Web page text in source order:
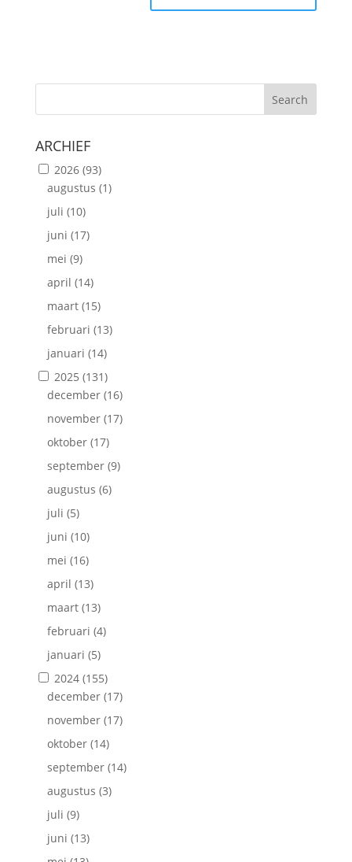
Search
ARCHIEF
2026(93)
augustus (1)
juli (10)
juni (17)
mei (9)
april (14)
maart(15)
februari (13)
januari (14)
2025 (131)
december(16)
november(17)
oktober(17)
september(9)
augustus (6)
juli (5)
juni (10)
mei (16)
april (13)
maart(13)
februari (4)
januari (5)
2024(155)
december(17)
november(17)
oktober(14)
september(14)
augustus (3)
juli (9)
juni (13)